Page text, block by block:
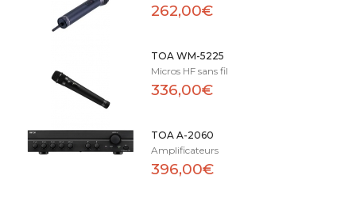
262,00€
TOA WM-5225
Micros HF sans fil
336,00€
TOA A-2060
Amplificateurs
396,00€